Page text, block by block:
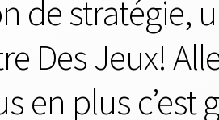
de stratégie,
Des Jeux!
en plus c’est